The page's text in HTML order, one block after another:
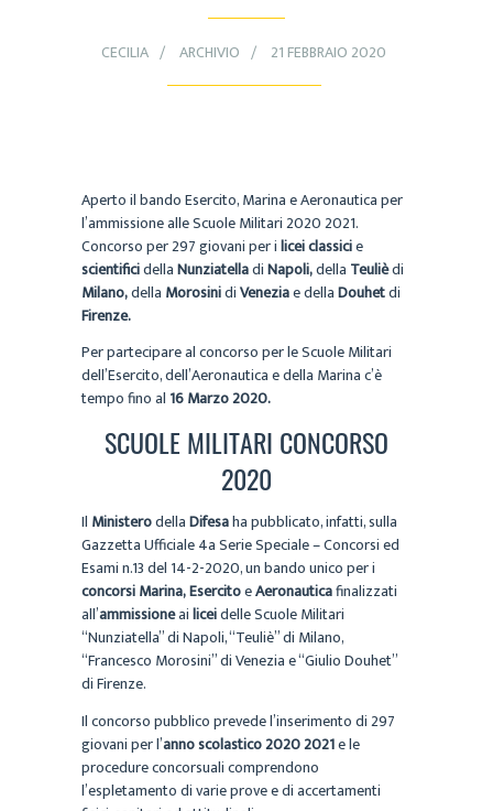
CECILIA ARCHIVIO 21 FEBBRAIO 2020
Aperto il bando Esercito, Marina e Aeronautica per
l’ammissione alle Scuole Militari 2020 2021.
Concorso per 297 giovani per ilicei classicie
scientificidellaNunziatelladiNapoli,della Teulièdi
Milano,della MorosinidiVeneziae dellaDouhetdi
Firenze.
Per partecipare al concorso per le Scuole Militari
dell’Esercito, dell’Aeronautica e della Marina c’è
tempo fino al 16 Marzo 2020.
SCUOLE MILITARI CONCORSO
2020
Il MinisterodellaDifesaha pubblicato, infatti, sulla
Gazzetta Ufficiale 4a Serie Speciale – Concorsi ed
Esami n.13 del 14-2-2020, un bando unico per i
concorsi Marina, EsercitoeAeronauticafinalizzati
all’ammissioneailiceidelle Scuole Militari
“Nunziatella” di Napoli, “Teuliè” di Milano,
“Francesco Morosini” di Venezia e “Giulio Douhet”
di Firenze.
Il concorso pubblico prevede l’inserimento di 297
giovani per l’anno scolastico 2020 2021e le
procedure concorsuali comprendono
l’espletamento di varie prove e di accertamenti